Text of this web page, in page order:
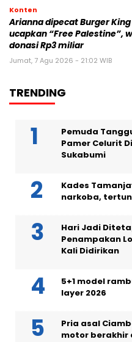
Konten
Arianna dipecat Burger
ucapkan “Free Palestine”,
donasi Rp3 miliar
Jumat, 7 Agu 2026 - 21:02 WIB
TRENDING
Pemuda
Pamer Celurit
Sukabumi
Kades
narkoba,
Hari Jadi
Penampakan
Kali Didirikan
5+1 model
layer 2026
Pria asal
motor berakhir